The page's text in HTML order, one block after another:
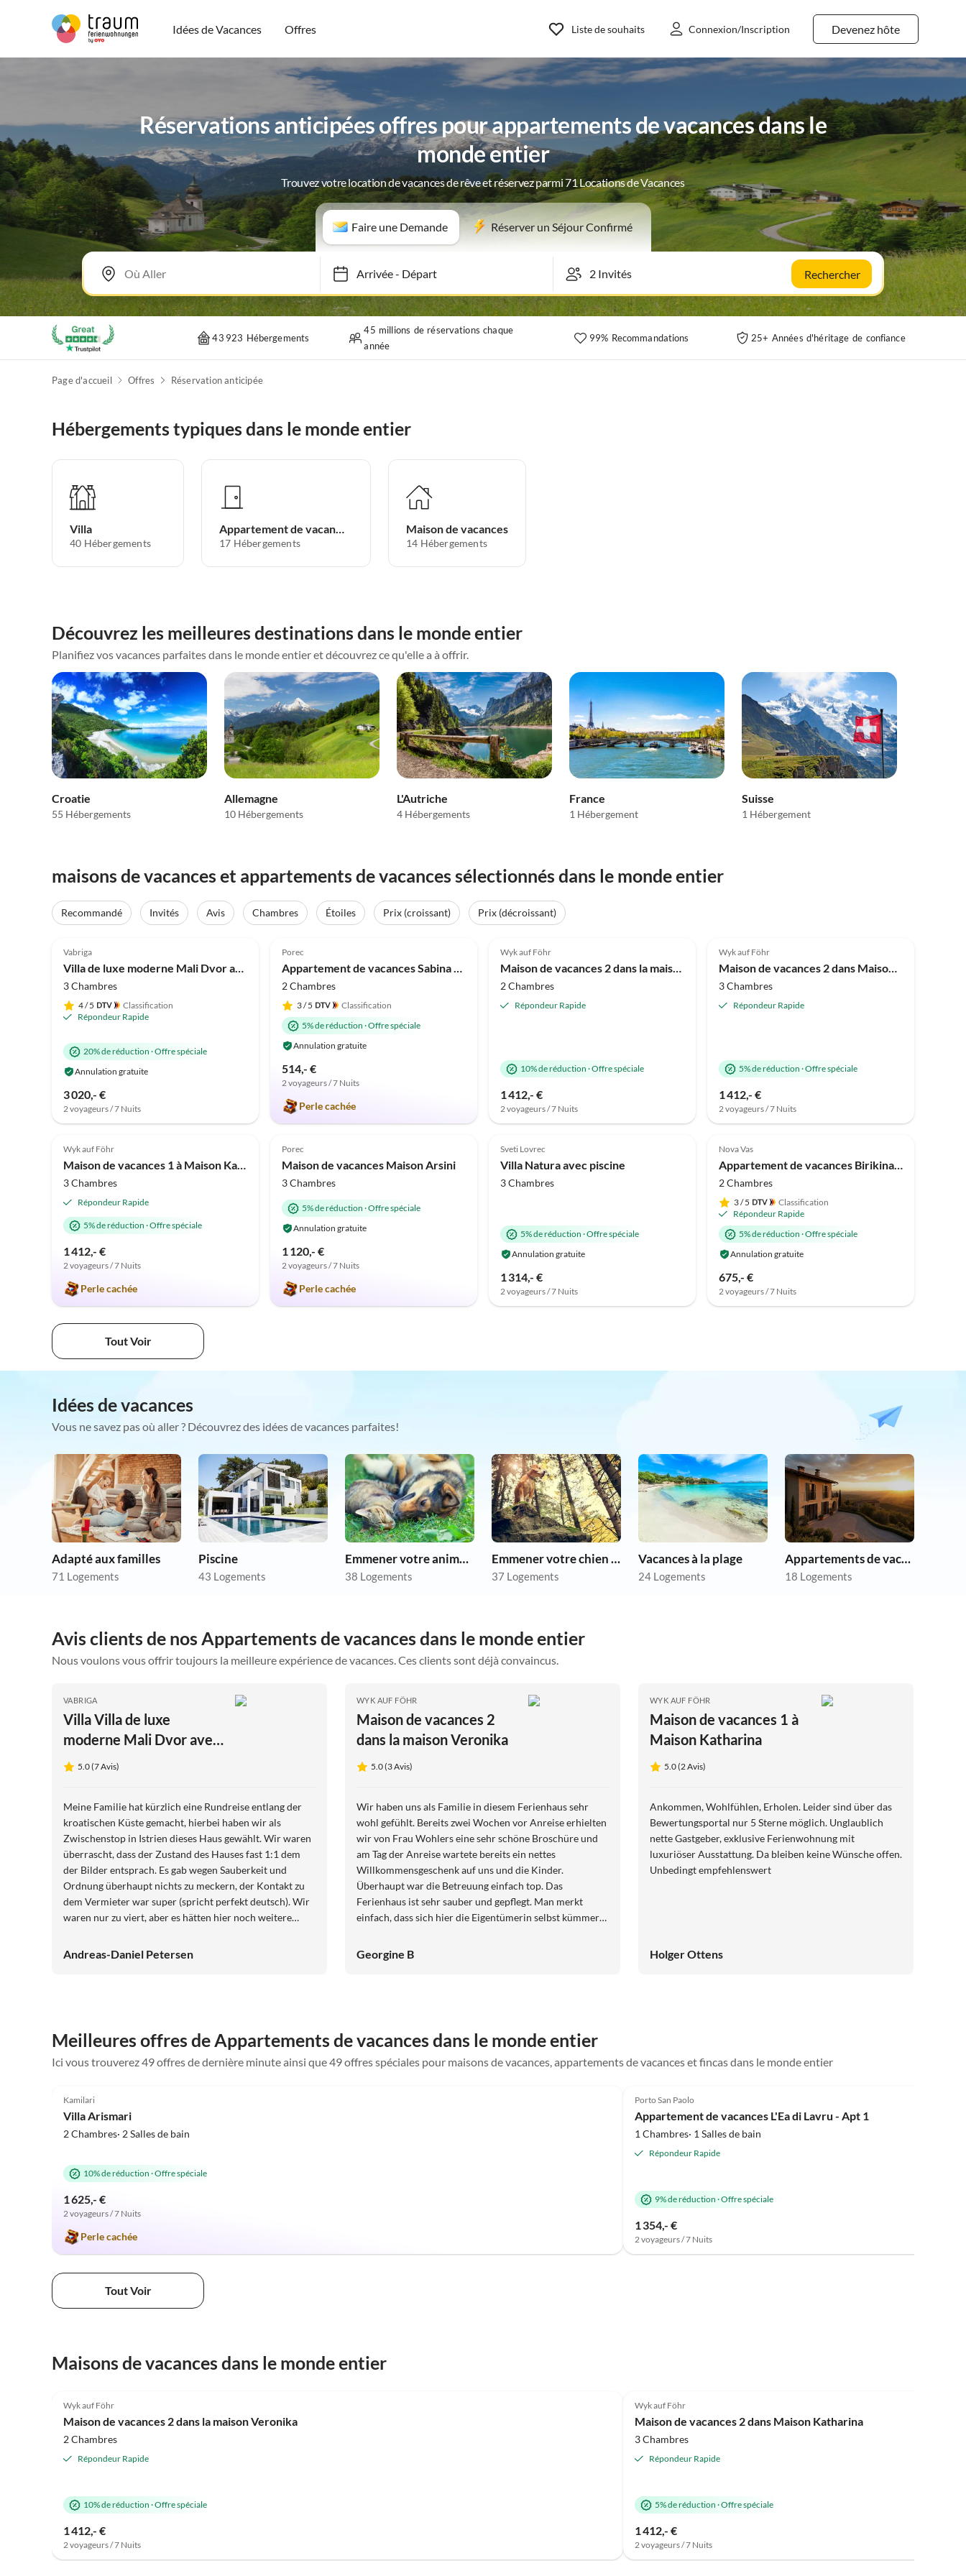
Idées de Vacances Offres Devenez hôte
Liste de souhaits Connexion/Inscription
Réservations anticipées offres pour appartements de vacances dans le
monde entier
Trouvez votre location de vacances de rêve et réservez parmi 71 Locations de Vacances
Faire une Demande Réserver un Séjour Confirmé
Arrivée-Départ Rechercher
43 923 Hébergements
45 millions de réservations chaque
année
99% Recommandations 25+ Années d'héritage de confiance
Page d'accueil Offres Réservation anticipée
Hébergements typiques dans le monde entier
Villa
40 Hébergements
Appartement de vacances
17 Hébergements
Maison de vacances
14 Hébergements
Découvrez les meilleures destinations dans le monde entier
Planifiez vos vacances parfaites dans le monde entier et découvrez ce qu'elle a à offrir.
Croatie
55 Hébergements
Allemagne
10 Hébergements
L'Autriche
4 Hébergements
France
1 Hébergement
Suisse
1 Hébergement
maisons de vacances et appartements de vacances sélectionnés dans le monde entier
Recommandé Invités Avis Chambres Étoiles Prix (croissant) Prix (décroissant)
Meilleure
Annonce
Vabriga
3 Chambres
4/ 5
Classification
Répondeur Rapide
20% de réduction ·Offre spéciale
Annulation gratuite
3 020,- €
2 voyageurs / 7 Nuits
Porec
2 Chambres
3/ 5
Classification
5% de réduction ·Offre spéciale
Annulation gratuite
514,- €
2 voyageurs / 7 Nuits
Perle cachée
Super hôte
Wyk auf Föhr
2 Chambres
Répondeur Rapide
10% de réduction ·Offre spéciale
1 412,- €
2 voyageurs / 7 Nuits
Wyk auf Föhr
3 Chambres
Répondeur Rapide
5% de réduction ·Offre spéciale
1 412,- €
2 voyageurs / 7 Nuits
Visite
virtuelle
5.0 (2)
Wyk auf Föhr
3 Chambres
Répondeur Rapide
5% de réduction ·Offre spéciale
1 412,- €
2 voyageurs / 7 Nuits
Perle cachée
5.0 (1)
Porec
Maison de vacances Maison Arsini
3 Chambres
5% de réduction ·Offre spéciale
Annulation gratuite
1 120,- €
2 voyageurs / 7 Nuits
Perle cachée
Sveti Lovrec
Villa Natura avec piscine
3 Chambres
5% de réduction ·Offre spéciale
Annulation gratuite
1 314,- €
2 voyageurs / 7 Nuits
Nova Vas
2 Chambres
3/ 5
Classification
Répondeur Rapide
5% de réduction ·Offre spéciale
Annulation gratuite
675,- €
2 voyageurs / 7 Nuits
Tout Voir
Idées de vacances
Vous ne savez pas où aller ? Découvrez des idées de vacances parfaites!
Adapté aux familles
71 Logements
Piscine
43 Logements
Emmener votre animal en vacances
38 Logements
Emmener votre chien en vacances
37 Logements
Vacances à la plage
24 Logements
Appartements de vacances pas chers
18 Logements
Avis clients de nos Appartements de vacances dans le monde entier
Nous voulons vous offrir toujours la meilleure expérience de vacances. Ces clients sont déjà convaincus.
VABRIGA
Villa Villa de luxe
moderne Mali Dvor avec
piscine à Porec
5.0 (7 Avis)
Meine Familie hat kürzlich eine Rundreise entlang der
kroatischen Küste gemacht, hierbei haben wir als
Zwischenstop in Istrien dieses Haus gewählt. Wir waren
überrascht, dass der Zustand des Hauses fast 1:1 dem
der Bilder entsprach. Es gab wegen Sauberkeit und
Ordnung überhaupt nichts zu meckern, der Kontakt zu
dem Vermieter war super (spricht perfekt deutsch). Wir
waren nur zu viert, aber es hätten hier noch weitere
Eltern konnten ein wenig ausspannen, denn während die
verlängert!!
Andreas-Daniel Petersen
WYK AUF FÖHR
Maison de vacances 2
dans la maison Veronika
5.0 (3 Avis)
Wir haben uns als Familie in diesem Ferienhaus sehr
wohl gefühlt. Bereits zwei Wochen vor Anreise erhielten
wir von Frau Wohlers eine sehr schöne Broschüre und
am Tag der Anreise wartete bereits ein nettes
Willkommensgeschenk auf uns und die Kinder.
Überhaupt war die Betreuung einfach top. Das
Ferienhaus ist sehr sauber und gepflegt. Man merkt
einfach, dass sich hier die Eigentümerin selbst kümmert.
Georgine B
WYK AUF FÖHR
Maison de vacances 1 à
Maison Katharina
5.0 (2 Avis)
Ankommen, Wohlfühlen, Erholen. Leider sind über das
Bewertungsportal nur 5 Sterne möglich. Unglaublich
nette Gastgeber, exklusive Ferienwohnung mit
luxuriöser Ausstattung. Da bleiben keine Wünsche offen.
Unbedingt empfehlenswert
Holger Ottens
Meilleures offres de Appartements de vacances dans le monde entier
Ici vous trouverez 49 offres de dernière minute ainsi que 49 offres spéciales pour maisons de vacances, appartements de vacances et fincas dans le monde entier
Kamilari
Villa Arismari
2 Chambres· 2 Salles de bain
10% de réduction ·Offre spéciale
1 625,- €
2 voyageurs / 7 Nuits
Perle cachée
Porto San Paolo
Appartement de vacances L'Ea di Lavru - Apt 1
1 Chambres· 1 Salles de bain
Répondeur Rapide
9% de réduction ·Offre spéciale
1 354,- €
2 voyageurs / 7 Nuits
Tout Voir
Maisons de vacances dans le monde entier
Super hôte
Wyk auf Föhr
Maison de vacances 2 dans la maison Veronika
2 Chambres
Répondeur Rapide
10% de réduction ·Offre spéciale
1 412,- €
2 voyageurs / 7 Nuits
Wyk auf Föhr
Maison de vacances 2 dans Maison Katharina
3 Chambres
Répondeur Rapide
5% de réduction ·Offre spéciale
1 412,- €
2 voyageurs / 7 Nuits